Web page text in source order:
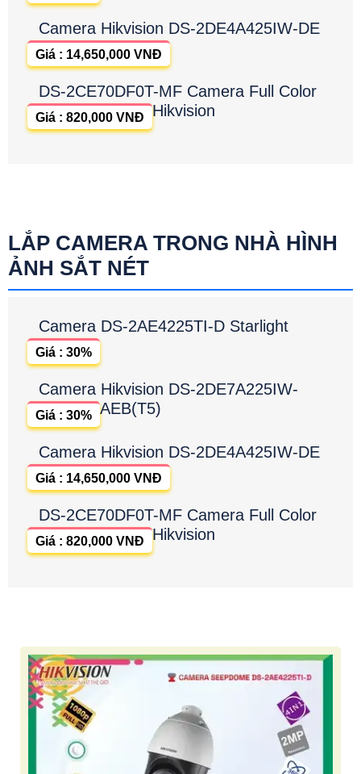
Camera Hikvision DS-2DE4A425IW-DE
Giá : 14,650,000 VNĐ
DS-2CE70DF0T-MF Camera Full Color
Hikvision
Giá : 820,000 VNĐ
LẮP CAMERA TRONG NHÀ HÌNH
ẢNH SẮT NÉT
Camera DS-2AE4225TI-D Starlight
Giá : 30%
Camera Hikvision DS-2DE7A225IW-
AEB(T5)
Giá : 30%
Camera Hikvision DS-2DE4A425IW-DE
Giá : 14,650,000 VNĐ
DS-2CE70DF0T-MF Camera Full Color
Hikvision
Giá : 820,000 VNĐ